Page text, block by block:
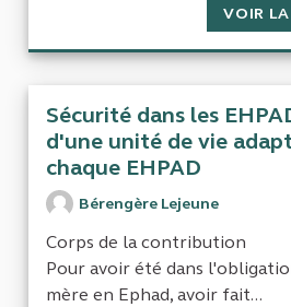
VOIR
Sécurité dans les
d'une unité de vie
chaque EHPAD
Bérengère Lejeune
Corps de la contribution
Pour avoir été dans
mère en Ephad, avoir fait...